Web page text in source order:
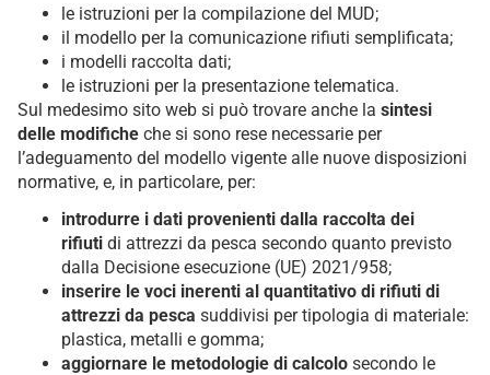
le istruzioni per la compilazione del MUD;
il modello per la comunicazione rifiuti semplificata;
i modelli raccolta dati;
le istruzioni per la presentazione telematica.
Sul medesimo sito web si può trovare anche la sintesi
delle modifiche che si sono rese necessarie per
l’adeguamento del modello vigente alle nuove disposizioni
normative, e, in particolare, per:
introdurre i dati provenienti dalla raccolta dei
rifiuti di attrezzi da pesca secondo quanto previsto
dalla Decisione esecuzione (UE) 2021/958;
inserire le voci inerenti al quantitativo di rifiuti di
attrezzi da pesca suddivisi per tipologia di materiale:
plastica, metalli e gomma;
aggiornare le metodologie di calcolo secondo le